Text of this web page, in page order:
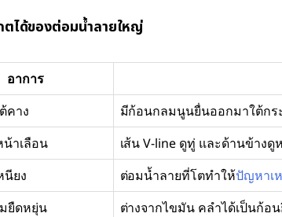
ตได้ของต่อมน้ำลายใหญ่
อาการ
คาง
มีก้อนกลมนูนยื่นออกมาใต้กร
น้าเลือน
เส้น V-line ดูทู่ และด้านข้างดู
นียง
ต่อมน้ำลายที่โตทำให้ปัญหาเ
ยืดหยุ่น
ต่างจากไขมัน คลำได้เป็นก้อ